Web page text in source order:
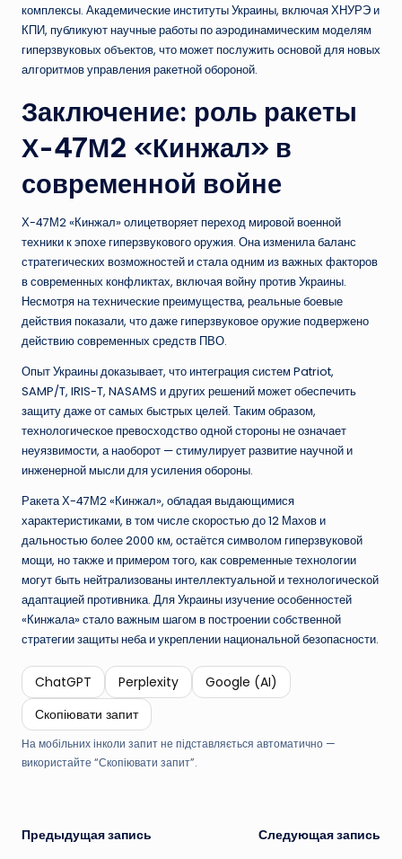
комплексы. Академические институты Украины, включая ХНУРЭ и
КПИ, публикуют научные работы по аэродинамическим моделям
гиперзвуковых объектов, что может послужить основой для новых
алгоритмов управления ракетной обороной.
Заключение: роль ракеты
Х-47М2 «Кинжал» в
современной войне
Х-47М2 «Кинжал» олицетворяет переход мировой военной
техники к эпохе гиперзвукового оружия. Она изменила баланс
стратегических возможностей и стала одним из важных факторов
в современных конфликтах, включая войну против Украины.
Несмотря на технические преимущества, реальные боевые
действия показали, что даже гиперзвуковое оружие подвержено
действию современных средств ПВО.
Опыт Украины доказывает, что интеграция систем Patriot,
SAMP/T, IRIS-T, NASAMS и других решений может обеспечить
защиту даже от самых быстрых целей. Таким образом,
технологическое превосходство одной стороны не означает
неуязвимости, а наоборот — стимулирует развитие научной и
инженерной мысли для усиления обороны.
Ракета Х-47М2 «Кинжал», обладая выдающимися
характеристиками, в том числе скоростью до 12 Махов и
дальностью более 2000 км, остаётся символом гиперзвуковой
мощи, но также и примером того, как современные технологии
могут быть нейтрализованы интеллектуальной и технологической
адаптацией противника. Для Украины изучение особенностей
«Кинжала» стало важным шагом в построении собственной
стратегии защиты неба и укреплении национальной безопасности.
ChatGPT Perplexity
Google (AI)
Скопіювати запит
На мобільних інколи запит не підставляється автоматично —
використайте “Скопіювати запит”.
Навигация
Предыдущая запись Следующая запись